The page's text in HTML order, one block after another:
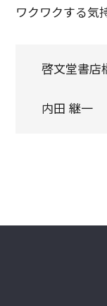
ワクワクする気
啓文堂書店
内田 継一